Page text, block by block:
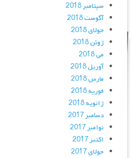
سپتامبر 2018
آگوست 2018
جولای 2018
ژوئن 2018
می 2018
آوریل 2018
مارس 2018
فوریه 2018
ژانویه 2018
دسامبر 2017
نوامبر 2017
اکتبر 2017
جولای 2017